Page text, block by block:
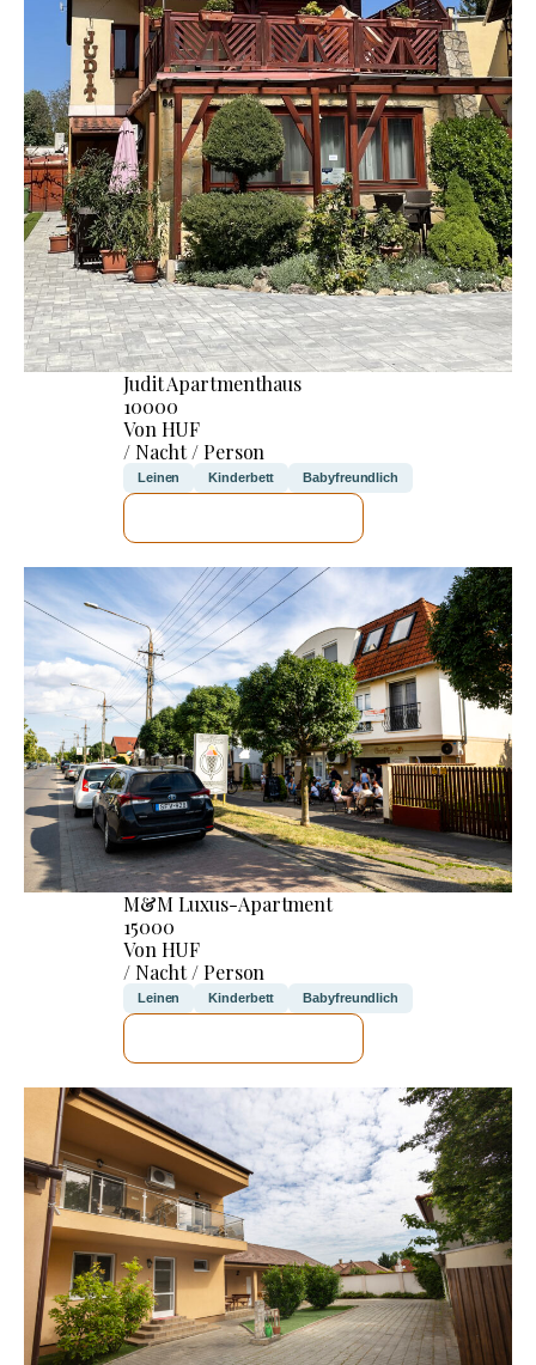
Judit Apartmenthaus
10000
Von HUF
/ Nacht / Person
Leinen Kinderbett Babyfreundlich
M&M Luxus-Apartment
15000
Von HUF
/ Nacht / Person
Leinen Kinderbett Babyfreundlich